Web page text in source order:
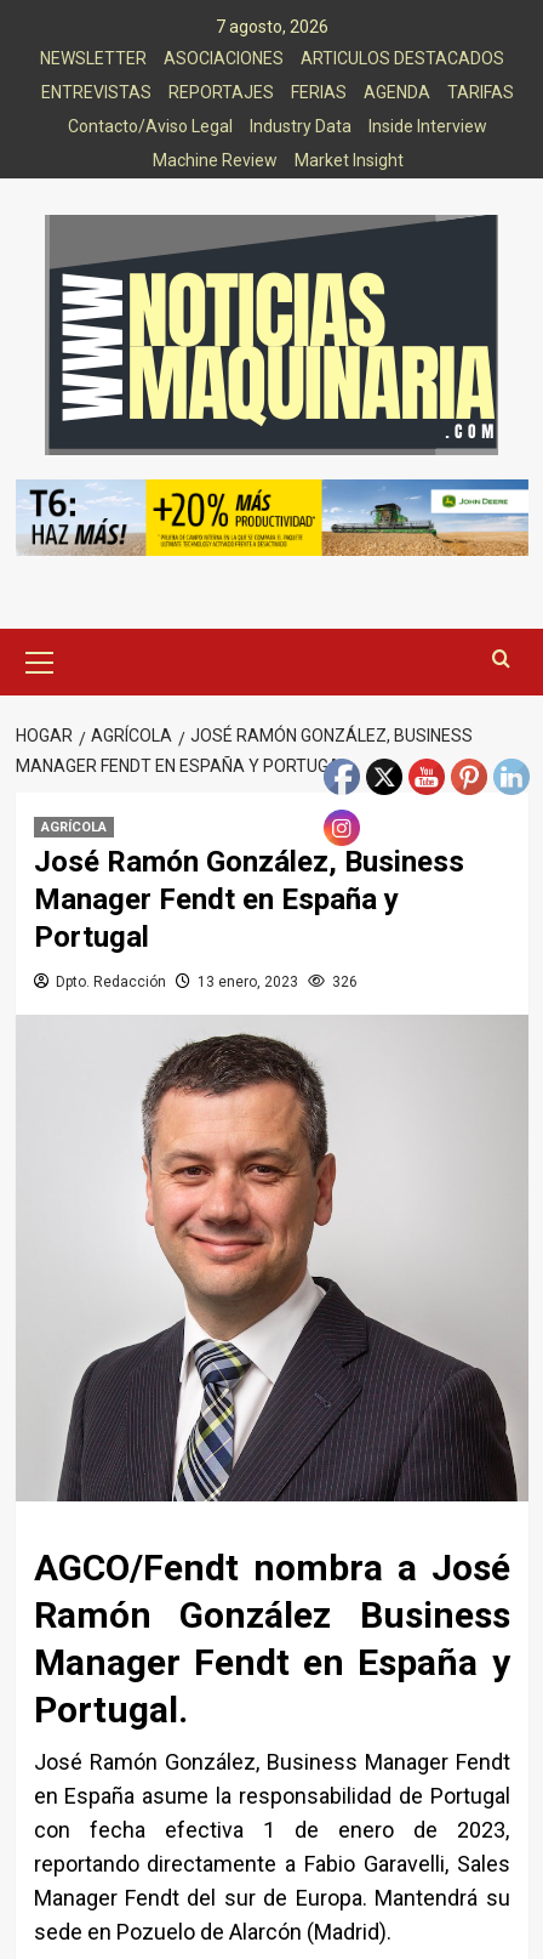
7 agosto, 2026
NEWSLETTER
ASOCIACIONES
ARTICULOS DESTACADOS
ENTREVISTAS
REPORTAJES FERIAS AGENDA
TARIFAS
Contacto/Aviso Legal
Industry Data
Inside Interview
Machine Review
Market Insight
principal
HOGAR AGRÍCOLA
JOSÉ RAMÓN GONZÁLEZ, BUSINESS
MANAGER FENDT EN ESPAÑA Y PORTUGAL
AGRÍCOLA
José Ramón González, Business
Manager Fendt en España y
Portugal
Dpto. Redacción 13 enero, 2023 326
AGCO/Fendt nombra a José
Ramón González Business
Manager Fendt en España y
Portugal.
José Ramón González, Business Manager Fendt
en España asume la responsabilidad de Portugal
con fecha efectiva 1 de enero de 2023,
reportando directamente a Fabio Garavelli, Sales
Manager Fendt del sur de Europa. Mantendrá su
sede en Pozuelo de Alarcón (Madrid).